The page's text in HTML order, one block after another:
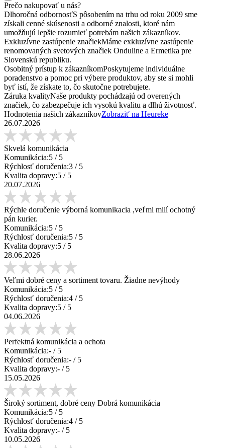
Prečo nakupovať u nás?
Dlhoročná odbornosťS pôsobením na trhu od roku 2009 sme
získali cenné skúsenosti a odborné znalosti, ktoré nám
umožňujú lepšie rozumieť potrebám našich zákazníkov.
Exkluzívne zastúpenie značiekMáme exkluzívne zastúpenie
renomovaných svetových značiek Onduline a Ermetika pre
Slovenskú republiku.
Osobitný prístup k zákazníkomPoskytujeme individuálne
poradenstvo a pomoc pri výbere produktov, aby ste si mohli
byť istí, že získate to, čo skutočne potrebujete.
Záruka kvalityNaše produkty pochádzajú od overených
značiek, čo zabezpečuje ich vysokú kvalitu a dlhú životnosť.
Hodnotenia našich zákazníkovZobraziť na Heureke
26.07.2026
Skvelá komunikácia
Komunikácia:5 / 5
Rýchlosť doručenia:3 / 5
Kvalita dopravy:5 / 5
20.07.2026
Rýchle doručenie výborná komunikacia ,veľmi milí ochotný
pán kurier.
Komunikácia:5 / 5
Rýchlosť doručenia:5 / 5
Kvalita dopravy:5 / 5
28.06.2026
Veľmi dobré ceny a sortiment tovaru. Žiadne nevýhody
Komunikácia:5 / 5
Rýchlosť doručenia:4 / 5
Kvalita dopravy:5 / 5
04.06.2026
Perfektná komunikácia a ochota
Komunikácia:- / 5
Rýchlosť doručenia:- / 5
Kvalita dopravy:- / 5
15.05.2026
Široký sortiment, dobré ceny Dobrá komunikácia
Komunikácia:5 / 5
Rýchlosť doručenia:4 / 5
Kvalita dopravy:- / 5
10.05.2026